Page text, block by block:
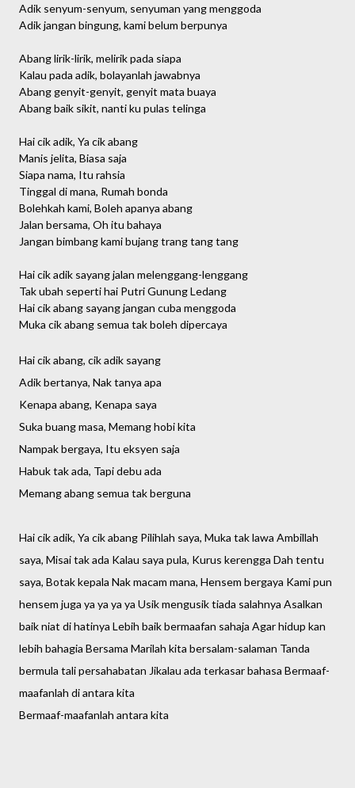
Adik senyum-senyum, senyuman yang menggoda
Adik jangan bingung, kami belum berpunya
Abang lirik-lirik, melirik pada siapa
Kalau pada adik, bolayanlah jawabnya
Abang genyit-genyit, genyit mata buaya
Abang baik sikit, nanti ku pulas telinga
Hai cik adik, Ya cik abang
Manis jelita, Biasa saja
Siapa nama, Itu rahsia
Tinggal di mana, Rumah bonda
Bolehkah kami, Boleh apanya abang
Jalan bersama, Oh itu bahaya
Jangan bimbang kami bujang trang tang tang
Hai cik adik sayang jalan melenggang-lenggang
Tak ubah seperti hai Putri Gunung Ledang
Hai cik abang sayang jangan cuba menggoda
Muka cik abang semua tak boleh dipercaya
Hai cik abang, cik adik sayang
Adik bertanya, Nak tanya apa
Kenapa abang, Kenapa saya
Suka buang masa, Memang hobi kita
Nampak bergaya, Itu eksyen saja
Habuk tak ada, Tapi debu ada
Memang abang semua tak berguna
Hai cik adik, Ya cik abang Pilihlah saya, Muka tak lawa Ambillah
saya, Misai tak ada Kalau saya pula, Kurus kerengga Dah tentu
saya, Botak kepala Nak macam mana, Hensem bergaya Kami pun
hensem juga ya ya ya ya Usik mengusik tiada salahnya Asalkan
baik niat di hatinya Lebih baik bermaafan sahaja Agar hidup kan
lebih bahagia Bersama Marilah kita bersalam-salaman Tanda
bermula tali persahabatan Jikalau ada terkasar bahasa Bermaaf-
maafanlah di antara kita
Bermaaf-maafanlah antara kita